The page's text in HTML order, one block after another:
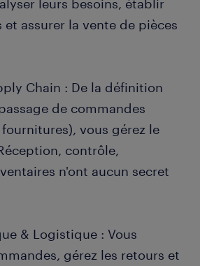
leurs besoins, établir
et assurer la vente de pièces
Chain : De la définition
de commandes
vous gérez le
contrôle,
n'ont aucun secret
& Logistique : Vous
gérez les retours et